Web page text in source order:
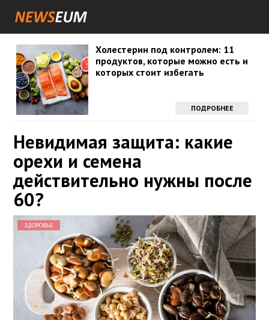
Холестерин под контролем: 11
продуктов, которые можно есть и
которых стоит избегать
ПОДРОБНЕЕ
Невидимая защита: какие
орехи и семена
действительно нужны после
60?
ЗДОРОВЬЕ